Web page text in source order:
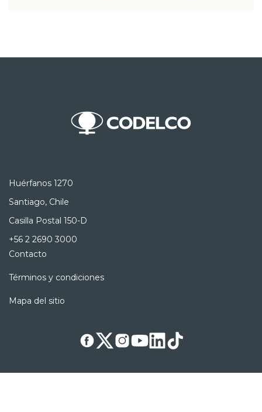
Huérfanos 1270
Santiago, Chile
Casilla Postal 150-D
+56 2 2690 3000
Contacto
Términos y condiciones
Mapa del sitio